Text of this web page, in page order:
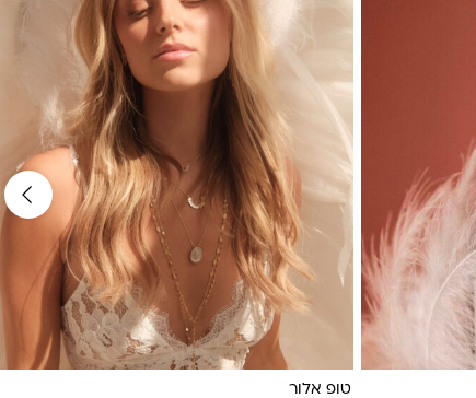
טופ אלור